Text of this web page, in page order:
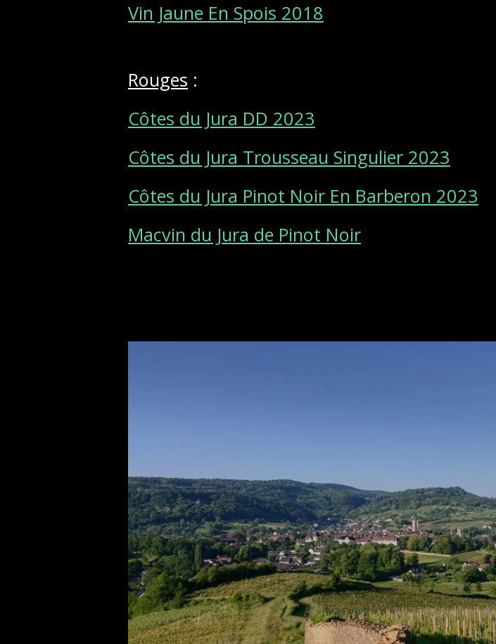
Vin Jaune En Spois 2018
Rouges :
Côtes du Jura DD 2023
Côtes du Jura Trousseau Singulier 2023
Côtes du Jura Pinot Noir En Barberon 2023
Macvin du Jura de Pinot Noir